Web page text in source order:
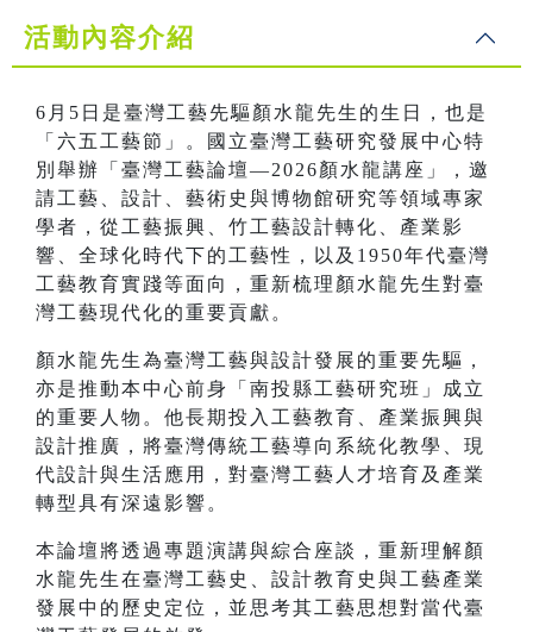
活動內容介紹
6月5日是臺灣工藝先驅顏水龍先生的生日，也是
「六五工藝節」。國立臺灣工藝研究發展中心特
別舉辦「臺灣工藝論壇—2026顏水龍講座」，邀
請工藝、設計、藝術史與博物館研究等領域專家
學者，從工藝振興、竹工藝設計轉化、產業影
響、全球化時代下的工藝性，以及1950年代臺灣
工藝教育實踐等面向，重新梳理顏水龍先生對臺
灣工藝現代化的重要貢獻。
顏水龍先生為臺灣工藝與設計發展的重要先驅，
亦是推動本中心前身「南投縣工藝研究班」成立
的重要人物。他長期投入工藝教育、產業振興與
設計推廣，將臺灣傳統工藝導向系統化教學、現
代設計與生活應用，對臺灣工藝人才培育及產業
轉型具有深遠影響。
本論壇將透過專題演講與綜合座談，重新理解顏
水龍先生在臺灣工藝史、設計教育史與工藝產業
發展中的歷史定位，並思考其工藝思想對當代臺